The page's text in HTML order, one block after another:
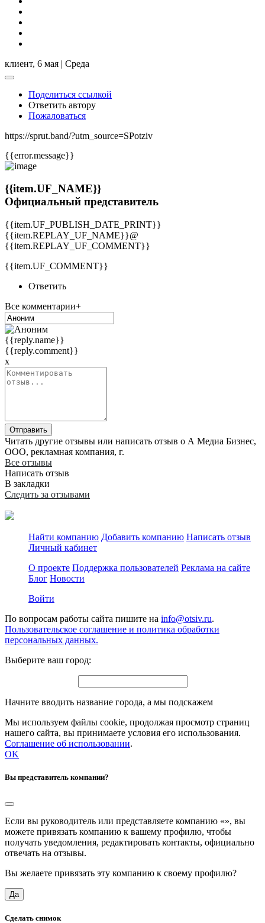
клиент, 6 мая | Среда
Поделиться ссылкой
Ответить автору
Пожаловаться
https://sprut.band/?utm_source=SPotziv
{{error.message}}
{{item.UF_NAME}}
Официальный представитель
{{item.UF_PUBLISH_DATE_PRINT}}
{{item.REPLAY_UF_NAME}}@
{{item.REPLAY_UF_COMMENT}}
{{item.UF_COMMENT}}
Ответить
Все комментарии+
{{reply.name}}
{{reply.comment}}
x
Отправить
Читать другие отзывы или написать отзыв о А Медиа Бизнес,
ООО, рекламная компания, г.
Все отзывы
Написать отзыв
В закладки
Следить за отзывами
Найти компанию Добавить компанию Написать отзыв
Личный кабинет
О проекте Поддержка пользователей Реклама на сайте
Блог Новости
Войти
По вопросам работы сайта пишите на info@otsiv.ru.
Пользовательское соглашение и политика обработки
персональных данных.
Выберите ваш город:
Начните вводить название города, а мы подскажем
Мы используем файлы cookie, продолжая просмотр страниц
нашего сайта, вы принимаете условия его использования.
Соглашение об использовании.
OK
Вы представитель компании?
Если вы руководитель или представляете компанию «», вы
можете привязать компанию к вашему профилю, чтобы
получать уведомления, редактировать контакты, официально
отвечать на отзывы.
Вы желаете привязать эту компанию к своему профилю?
Да
Сделать снимок